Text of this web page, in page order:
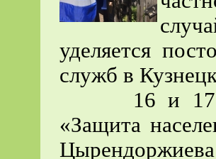
уделяется
служб в
16 и 17
«Защита